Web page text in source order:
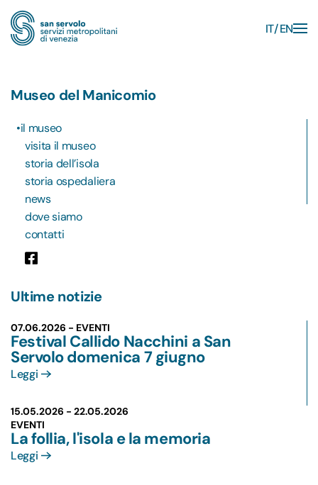
Skip to main content
IT EN
Museo del Manicomio
il museo
visita il museo
storia dell’isola
storia ospedaliera
news
dove siamo
contatti
Ultime notizie
07.06.2026 - EVENTI
Festival Callido Nacchini a San
Servolo domenica 7 giugno
Leggi
15.05.2026 - 22.05.2026
EVENTI
La follia, l'isola e la memoria
Leggi